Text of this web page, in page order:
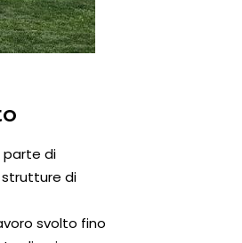
parte di
strutture di
svolto fino